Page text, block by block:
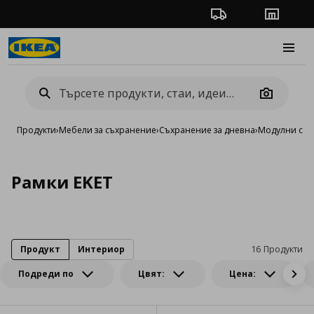
Проследяване на
Camera
Продукти›Мебели за съхранение›Съхранение за дневна›Модулни
Рамки EKET
Подреди по Цвят: Цена:
16 Продукти
Продукт Интериор